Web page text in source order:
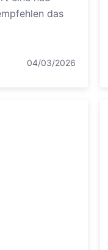
das
04/03/2026